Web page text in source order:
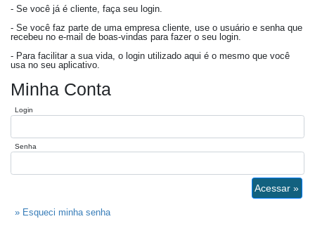
- Se você já é cliente, faça seu login.
- Se você faz parte de uma empresa cliente, use o usuário e senha que
recebeu no e-mail de boas-vindas para fazer o seu login.
- Para facilitar a sua vida, o login utilizado aqui é o mesmo que você
usa no seu aplicativo.
Minha Conta
Login
Senha
Acessar »
» Esqueci minha senha